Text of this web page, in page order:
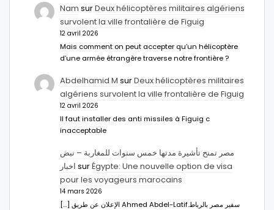
Nam surDeux hélicoptères militaires algériens
survolent la ville frontalière de Figuig
12 avril 2026
Mais comment on peut accepter qu’un hélicoptère
d’une armée étrangère traverse notre frontière ?
Abdelhamid M surDeux hélicoptères militaires
algériens survolent la ville frontalière de Figuig
12 avril 2026
Il faut installer des anti missiles à Figuig c
inacceptable
مصر تمنح تأشيرة مدتها خمس سنوات للمغاربة – نبض
اخبار surÉgypte: Une nouvelle option de visa
pour les voyageurs marocains
14 mars 2026
[…] الإعلان عن طريق Ahmed Abdel-Latifسفير مصر بالرباط.